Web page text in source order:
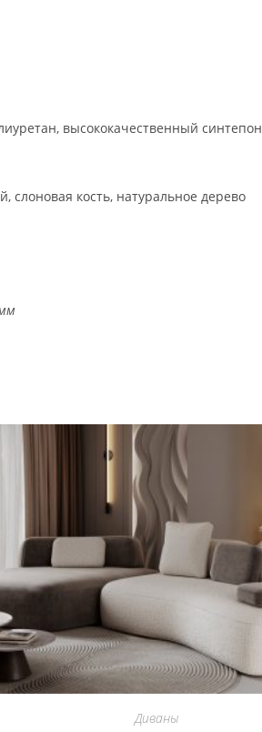
высококачественный синтепон
слоновая кость, натуральное дерево
Диваны